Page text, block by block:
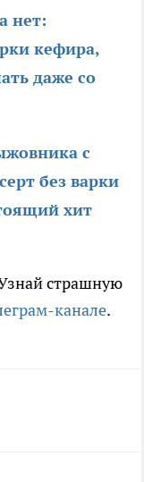
нет:
кефира,
даже со
с
без варки
хит
страшную
канале.